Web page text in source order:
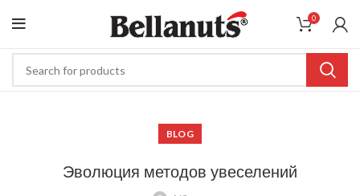
0
BLOG
Эволюция методов увеселений